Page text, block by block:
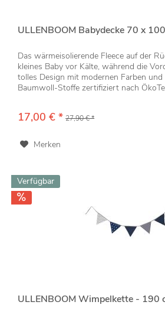
ULLENBOOM Babydecke 70 x
Das wärmeisolierende Fleece auf der
kleines Baby vor Kälte, während die
tolles Design mit modernen Farben
Baumwoll-Stoffe zertifiziert nach
17,00 € * 27,90 € *
Merken
Verfügbar
ULLENBOOM Wimpelkette - 190